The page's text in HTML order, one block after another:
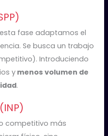
fase adaptamos el
Se busca un trabajo
Introduciendo
ymenos volumen de
.
competitivo más